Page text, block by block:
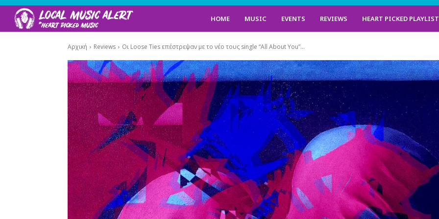
HOME MUSIC EVENTS REVIEWS HEART PICKED
Αρχική Reviews Oι Loose Τies επέστρεψαν με το νέο τους single “All About You”...